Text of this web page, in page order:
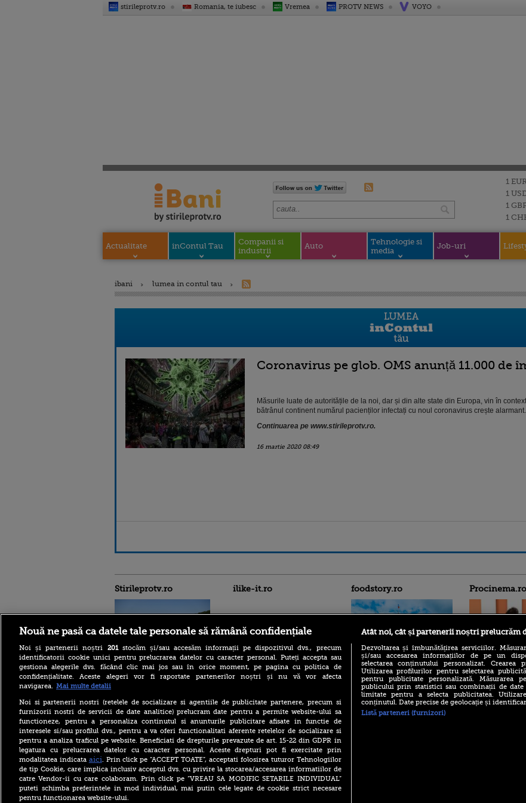
stirileprotv.ro Romania, te iubesc Vremea PROTV NEWS VOYO
1
1
1
1
Actualitate inContul Tau
Companii si
industrii
Auto
Tehnologie si
media
Job-uri
ibani lumea in contul tau
Coronavirus pe glob. OMS anunță 11.000 de
Măsurile luate de autoritățile de la noi, dar și din alte state din Europa, vin în
bătrânul continent numărul pacienților infectați cu noul coronavirus crește alarmant.
Continuarea pe www.stirileprotv.ro.
16 martie 2020 08:49
Stirileprotv.ro
Nivelul scăzut al Dunării a
scos la iveală fundațiile
Bacteria care „mănâncă”
țesuturile a provocat
moartea a cinci persoane în
acest an, anunță autoritățile
Bolojan, înaintea ratingului
de țară Moody’s: Am fost
cinstiți cu românii, am
muncit din greu. Alianța
PSD-AUR ”minează” țara
ilike-it.ro foodstory.ro
(P) Descoperă Lumea
Evenimentelor din România
cu Transilvania Events!
(P) Raku, gaming intens și o
pauză binemeritată cu...
Procinema.ro
Emoții intense
Sebastian
Annabelle, l-a
Nouă ne pasă ca datele tale personale să rămână confidențiale
Noi și partenerii noștri 201stocăm și/sau accesăm informații pe dispozitivul dvs., precum
identificatorii cookie unici pentru prelucrarea datelor cu caracter personal. Puteți accepta sau
gestiona alegerile dvs. făcând clic mai jos sau în orice moment, pe pagina cu politica de
confidențialitate. Aceste alegeri vor fi raportate partenerilor noștri și nu vă vor afecta
navigarea. Mai multe detalii
Noi si partenerii nostri (retelele de socializare si agentiile de publicitate partenere, precum si
furnizorii nostri de servicii de date analitice) prelucram date pentru a permite website-ului sa
functioneze, pentru a personaliza continutul si anunturile publicitare afisate in functie de
interesele si/sau profilul dvs., pentru a va oferi functionalitati aferente retelelor de socializare si
pentru a analiza traficul pe website. Beneficiati de drepturile prevazute de art. 15-22 din GDPR in
legatura cu prelucrarea datelor cu caracter personal. Aceste drepturi pot fi exercitate prin
modalitatea indicata aici. Prin click pe “ACCEPT TOATE”, acceptati folosirea tuturor Tehnologiilor
de tip Cookie, care implica inclusiv acceptul dvs. cu privire la stocarea/accesarea informatiilor de
catre Vendor-ii cu care colaboram. Prin click pe “VREAU SA MODIFIC SETARILE INDIVIDUAL”
puteti schimba preferintele in mod individual, mai putin cele legate de cookie strict necesare
pentru functionarea website-ului.
Atât noi, cât și partenerii noștri prelucrăm
Dezvoltarea și îmbunătățirea serviciilor.
și/sau accesarea informațiilor de pe un
selectarea conținutului personalizat.
Utilizarea profilurilor pentru selectarea
pentru publicitate personalizată. Măsurarea
publicului prin statistici sau combinații de
limitate pentru a selecta publicitatea.
conținutul. Date precise de geolocație și
Listă parteneri (furnizori)